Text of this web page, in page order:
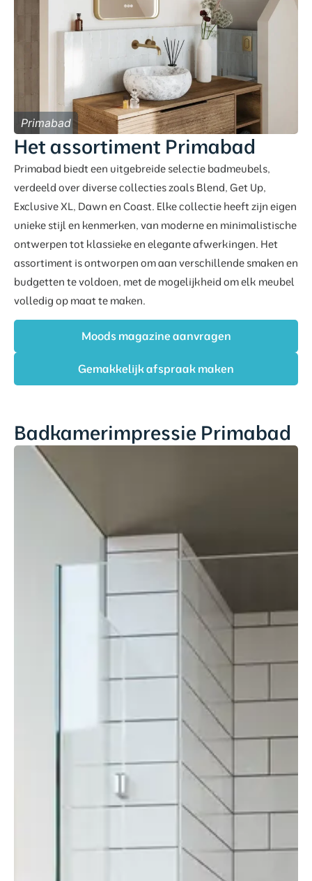
Het assortiment Primabad
Primabad biedt een uitgebreide selectie badmeubels,
verdeeld over diverse collecties zoals Blend, Get Up,
Exclusive XL, Dawn en Coast. Elke collectie heeft zijn eigen
unieke stijl en kenmerken, van moderne en minimalistische
ontwerpen tot klassieke en elegante afwerkingen. Het
assortiment is ontworpen om aan verschillende smaken en
budgetten te voldoen, met de mogelijkheid om elk meubel
volledig op maat te maken.
Moods magazine aanvragen
Gemakkelijk afspraak maken
Primabad
Badkamerimpressie Primabad